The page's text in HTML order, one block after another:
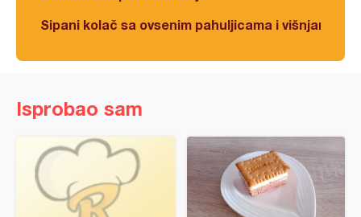
Sipani kolač sa ovsenim pahuljicama i višnjama
Isprobao sam